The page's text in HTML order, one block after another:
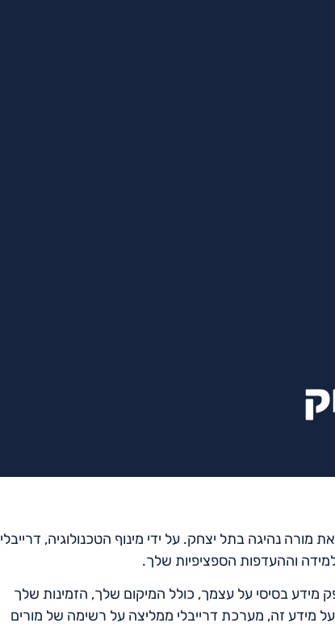
נהיגה בתל יצחק. על ידי מינוף הטכנולוגיה, דרייבלי
וההעדפות הספציפיות שלך.
מידע בסיסי על עצמך, כולל המיקום שלך, הזמינות שלך
מידע זה, מערכת דרייבלי ממליצה על רשימה של מורים